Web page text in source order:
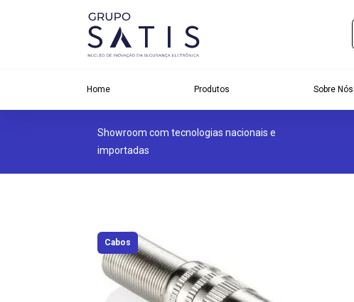
Home Produtos Sobre Nós
Showroom com tecnologias nacionais e
importadas
Cabos